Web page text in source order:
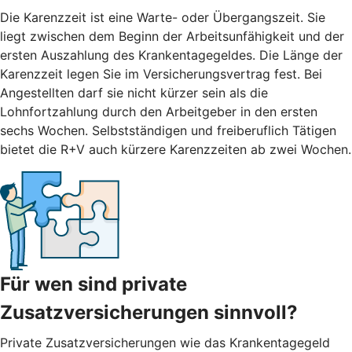
Die Karenzzeit ist eine Warte- oder Übergangszeit. Sie
liegt zwischen dem Beginn der Arbeitsunfähigkeit und der
ersten Auszahlung des Krankentagegeldes. Die Länge der
Karenzzeit legen Sie im Versicherungsvertrag fest. Bei
Angestellten darf sie nicht kürzer sein als die
Lohnfortzahlung durch den Arbeitgeber in den ersten
sechs Wochen. Selbstständigen und freiberuflich Tätigen
bietet die R+V auch kürzere Karenzzeiten ab zwei Wochen.
Für wen sind private
Zusatzversicherungen sinnvoll?
Private Zusatzversicherungen wie das Krankentagegeld